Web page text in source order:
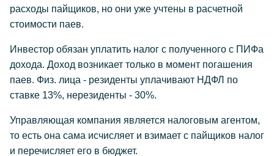
расходы пайщиков, но они уже учтены в расчетной
стоимости паев.
Инвестор обязан уплатить налог с полученного с ПИФа
дохода. Доход возникает только в момент погашения
паев. Физ. лица - резиденты уплачивают НДФЛ по
ставке 13%, нерезиденты - 30%.
Управляющая компания является налоговым агентом,
то есть она сама исчисляет и взимает с пайщиков налог
и перечисляет его в бюджет.